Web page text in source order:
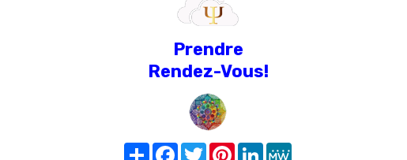
Prendre
Rendez-Vous!
Share FacebookTwitterPinterest
LinkedIn